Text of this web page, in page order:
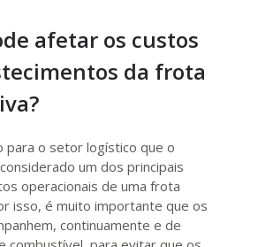
afetar os custos
da frota
para o setor logístico que o
um dos principais
operacionais de uma frota
isso, é muito importante que os
continuamente e de